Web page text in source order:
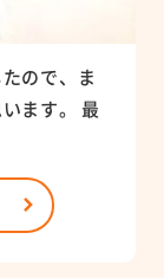
ので、ま
ます。 最